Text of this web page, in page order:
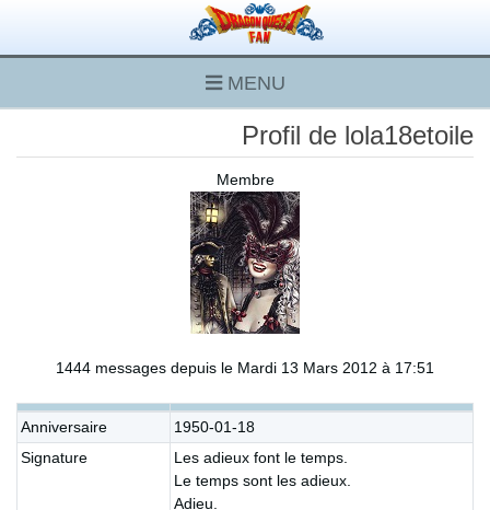
MENU
Profil de lola18etoile
Membre
1444 messages depuis le Mardi 13 Mars 2012 à 17:51
Anniversaire
1950-01-18
Signature
Les adieux font le temps.
Le temps sont les adieux.
Adieu.